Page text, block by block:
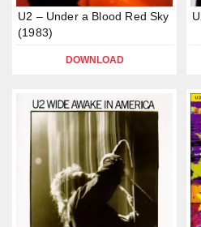
U2 – Under a Blood Red Sky
(1983)
DOWNLOAD